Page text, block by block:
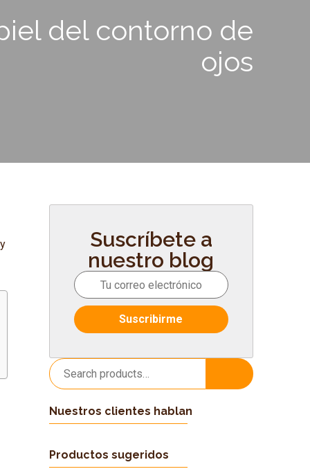
del contorno de
ojos
Suscríbete a
nuestro blog
Search
for:
Nuestros clientes hablan
Productos sugeridos